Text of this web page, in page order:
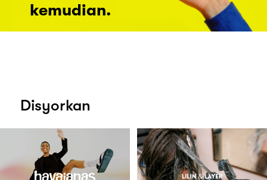
kemudian.
Disyorkan